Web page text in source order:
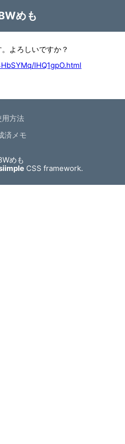
めも
よろしいですか？
IHQ1gpO.html
方法
済メモ
めも
CSS framework.